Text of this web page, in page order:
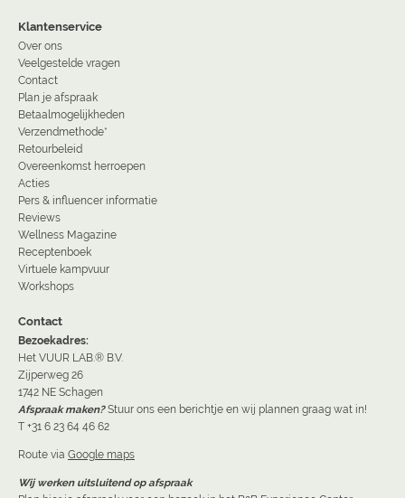
Klantenservice
Over ons
Veelgestelde vragen
Contact
Plan je afspraak
Betaalmogelijkheden
Verzendmethode*
Retourbeleid
Overeenkomst herroepen
Acties
Pers & influencer informatie
Reviews
Wellness Magazine
Receptenboek
Virtuele kampvuur
Workshops
Contact
Bezoekadres:
Het VUUR LAB.® B.V.
Zijperweg 26
1742 NE Schagen
Afspraak maken? Stuur ons een berichtje en wij plannen graag wat in!
T +31 6 23 64 46 62
Route via Google maps
Wij werken uitsluitend op afspraak